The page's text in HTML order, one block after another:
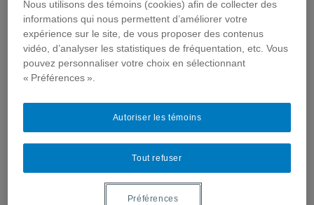
années lumière de Radio-
Canada
Corbeille,
Louise Sauvé, sont interviewées à l'émission Les
15 octobre. Le reportage se penche sur la capacité
Nous utilisons des témoins (cookies) afin de collecter des
informations qui nous permettent d’améliorer votre
expérience sur le site, de vous proposer des contenus
vidéo, d’analyser les statistiques de fréquentation, etc. Vous
pouvez personnaliser votre choix en sélectionnant
« Préférences ».
Tout refuser
Autoriser les témoins
Préférences